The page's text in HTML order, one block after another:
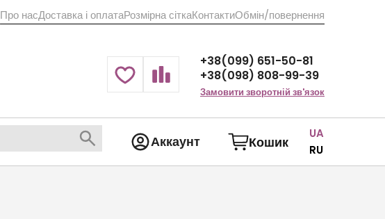
Про насДоставка і оплатаРозмірна сіткаКонтактиОбмін/повернення
+38(099) 651-50-81
+38(098) 808-99-39
Замовити зворотній зв'язок
Аккаунт Кошик
UA
RU